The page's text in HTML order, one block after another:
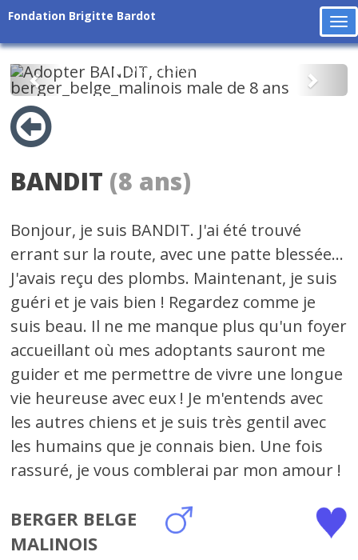
Fondation Brigitte Bardot
Précédent
BANDIT (8 ans)
Bonjour, je suis BANDIT. J'ai été trouvé
errant sur la route, avec une patte blessée...
J'avais reçu des plombs. Maintenant, je suis
guéri et je vais bien ! Regardez comme je
suis beau. Il ne me manque plus qu'un foyer
accueillant où mes adoptants sauront me
guider et me permettre de vivre une longue
vie heureuse avec eux ! Je m'entends avec
les autres chiens et je suis très gentil avec
les humains que je connais bien. Une fois
rassuré, je vous comblerai par mon amour !
BERGER BELGE
MALINOIS